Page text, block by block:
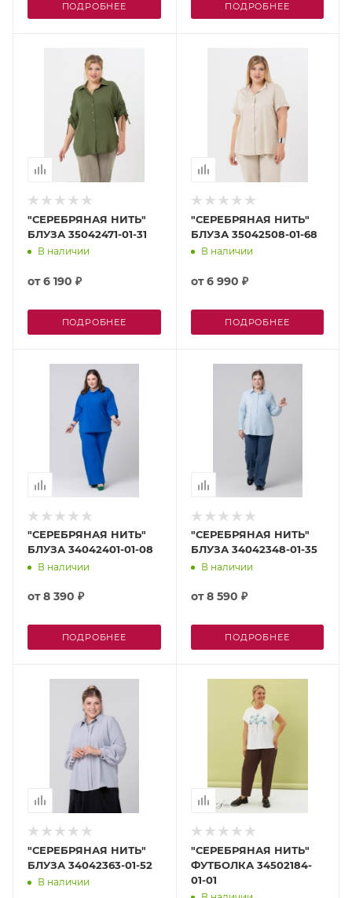
ПОДРОБНЕЕ ПОДРОБНЕЕ
"СЕРЕБРЯНАЯ НИТЬ"
БЛУЗА 35042471-01-31
В наличии
от6 190 ₽
ПОДРОБНЕЕ
"СЕРЕБРЯНАЯ НИТЬ"
БЛУЗА 35042508-01-68
В наличии
от6 990 ₽
ПОДРОБНЕЕ
"СЕРЕБРЯНАЯ НИТЬ"
БЛУЗА 34042401-01-08
В наличии
от8 390 ₽
ПОДРОБНЕЕ
"СЕРЕБРЯНАЯ НИТЬ"
БЛУЗА 34042348-01-35
В наличии
от8 590 ₽
ПОДРОБНЕЕ
"СЕРЕБРЯНАЯ НИТЬ"
БЛУЗА 34042363-01-52
В наличии
"СЕРЕБРЯНАЯ НИТЬ"
ФУТБОЛКА 34502184-
01-01